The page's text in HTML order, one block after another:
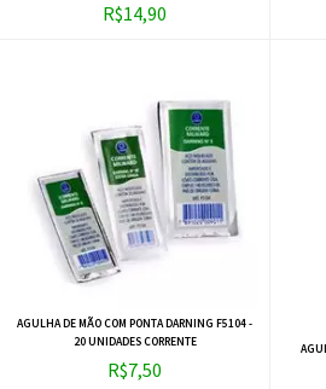
R$14,90
AGULHA DE MÃO COM PONTA DARNING F5104 -
20 UNIDADES CORRENTE
R$7,50